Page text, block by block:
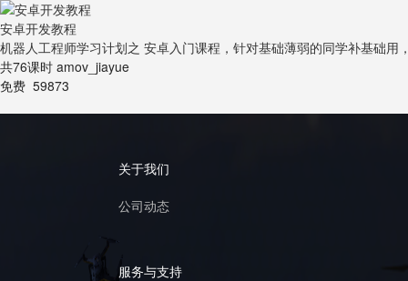
安卓开发教程
机器人工程师学习计划之 安卓入门课程，针对基础薄弱的同学补基础
共76课时 amov_jiayue
免费 59873
关于我们
公司动态
服务与支持